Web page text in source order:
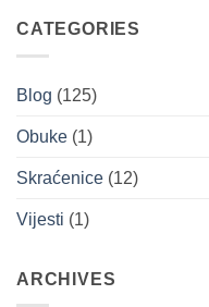
CATEGORIES
Blog (125)
Obuke (1)
Skraćenice (12)
Vijesti (1)
ARCHIVES